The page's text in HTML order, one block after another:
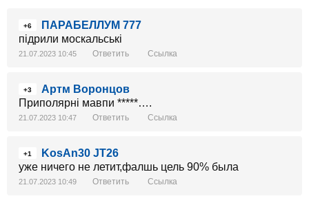
+6
ПАРАБЕЛЛУМ 777
підрили москальські
21.07.2023 10:45 Ответить Ссылка
+3
Артм Воронцов
Приполярні мавпи *****….
21.07.2023 10:47 Ответить Ссылка
+1
KosAn30 JT26
уже ничего не летит,фалшь цель 90% была
21.07.2023 10:49 Ответить Ссылка